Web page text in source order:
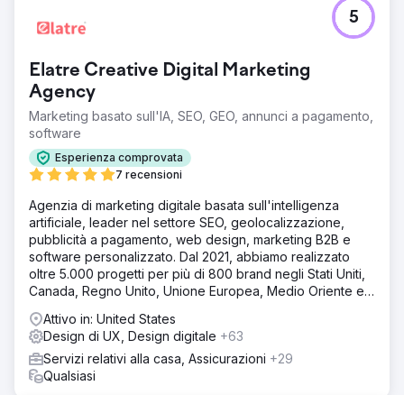
Jobble, un marketplace per lavori nella gig economy con
oltre 5 milioni di utenti, aveva bisogno di modernizzare la
aspettative degli utenti e la rapida crescita della
piattaforma. Il team di prodotto era sotto pressione e
l'interfaccia non era omogenea, rendendo più difficile per
gli utenti trovare e candidarsi in modo efficiente.
L'obiettivo era migliorare l'usabilità, semplificare
l'esperienza di ricerca di lavoro e fornire una guida di
progettazione scalabile per il team interno.
Soluzione
Neuron ha condotto un audit UX/UI, interviste agli utenti e
ricerche sulla concorrenza per identificare i principali
punti di attrito. Abbiamo riprogettato i flussi utente critici,
tra cui la ricerca di lavoro, la candidatura, l'onboarding e
la configurazione del profilo, creando un'esperienza
dei lavoratori autonomi. Abbiamo inoltre implementato un
solido sistema di progettazione in Figma per supportare la
coerenza interna e accelerare lo sviluppo del prodotto
Jobble.
Elatre Creative Digital Marketing
Agency
Marketing basato sull'IA, SEO, GEO, annunci a pagamento,
software
Esperienza comprovata
7 recensioni
5
Agenzia di marketing digitale basata sull'intelligenza
artificiale, leader nel settore SEO, geolocalizzazione,
pubblicità a pagamento, web design, marketing B2B e
software personalizzato. Dal 2021, abbiamo realizzato
oltre 5.000 progetti per più di 800 brand negli Stati Uniti,
Canada, Regno Unito, Unione Europea, Medio Oriente e
Attivo in: United States
Design di UX, Design digitale +63
Servizi relativi alla casa, Assicurazioni +29
Qualsiasi